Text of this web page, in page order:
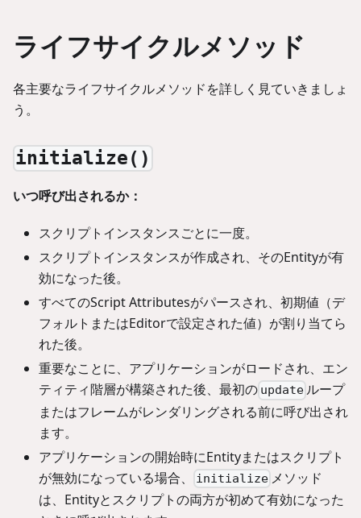
ライフサイクルメソッド
各主要なライフサイクルメソッドを詳しく見ていきましょ
う。
initialize()
いつ呼び出されるか：
スクリプトインスタンスごとに一度。
スクリプトインスタンスが作成され、そのEntityが有
効になった後。
すべてのScript Attributesがパースされ、初期値（デ
フォルトまたはEditorで設定された値）が割り当てら
れた後。
重要なことに、アプリケーションがロードされ、エン
ティティ階層が構築された後、最初の update ループ
またはフレームがレンダリングされる前に呼び出され
ます。
アプリケーションの開始時にEntityまたはスクリプト
が無効になっている場合、
initialize メソッド
は、Entityとスクリプトの両方が初めて有効になった